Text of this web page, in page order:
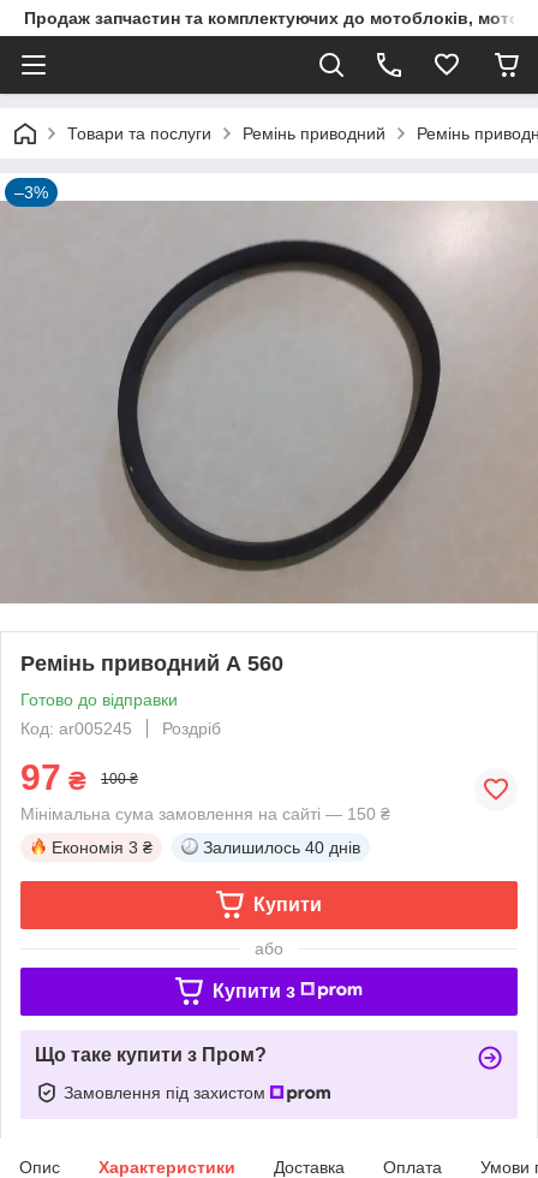
Продаж запчастин та комплектуючих до мотоблоків,
Товари та послуги Ремінь приводний Ремінь
–3%
Ремінь приводний А 560
Готово до відправки
Код: ar005245
Роздріб
97 ₴ 100 ₴
Мінімальна сума замовлення на сайті — 150 ₴
Економія 3 ₴ Залишилось 40 днів
Купити
або
Купити з
Що таке купити з Пром?
Замовлення під захистом
Опис Характеристики Доставка Оплата Умови